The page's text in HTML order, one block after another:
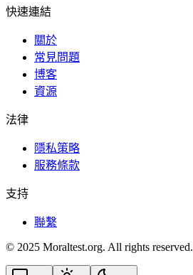
快速連結
關於
常見問題
博客
資源
法律
隱私策略
服務條款
支持
聯繫
© 2025 Moraltest.org. All rights reserved.